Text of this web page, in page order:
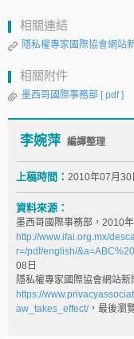
相關連結
隱私權專家國際協會網站
相關附件
墨西哥國際事務部 [ pdf ]
李婉萍 編譯整理
上稿時間： 2010年07月30
資料來源：
墨西哥國際事務部，2010
http://www.ifai.org.mx/
r=/pdf/english/
08日
隱私權專家國際協會網站
https://
aw_takes_effect/，最後瀏